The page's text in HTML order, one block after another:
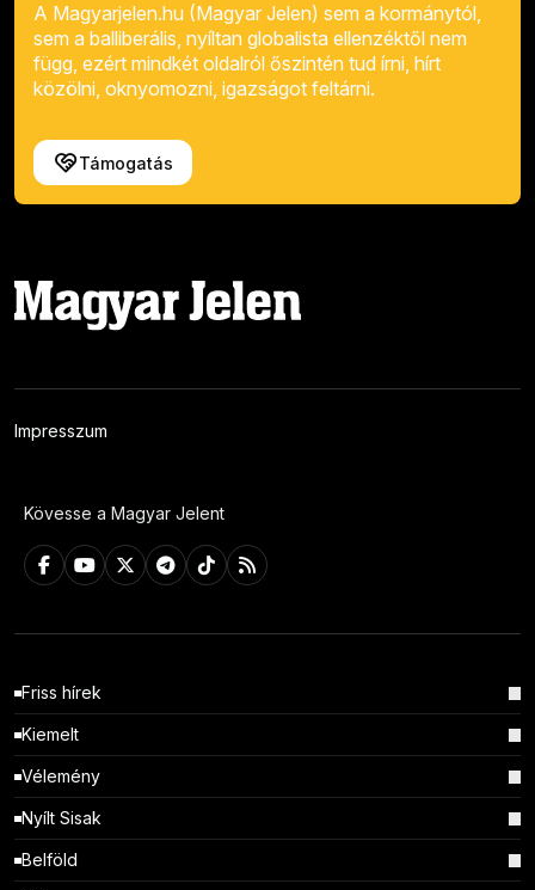
A Magyarjelen.hu (Magyar Jelen) sem a kormánytól,
sem a balliberális, nyíltan globalista ellenzéktől nem
függ, ezért mindkét oldalról őszintén tud írni, hírt
közölni, oknyomozni, igazságot feltárni.
Támogatás
Impresszum
Kövesse a Magyar Jelent
Friss hírek
Kiemelt
Vélemény
Nyílt Sisak
Belföld